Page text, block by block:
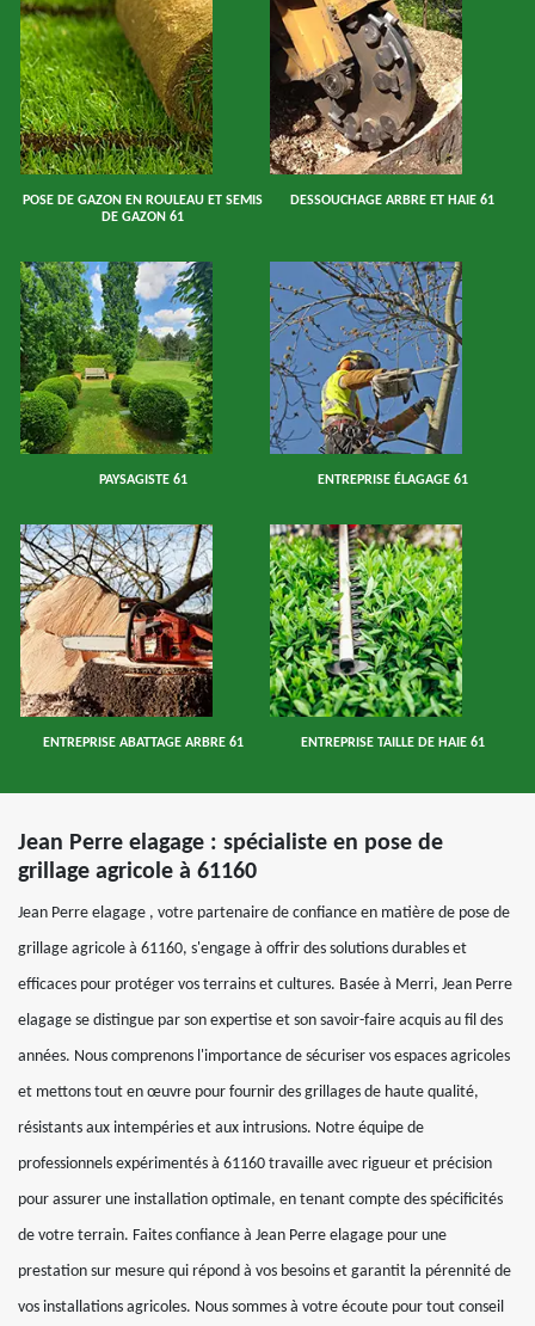
POSE DE GAZON EN ROULEAU ET SEMIS
DE GAZON 61
DESSOUCHAGE ARBRE ET HAIE 61
PAYSAGISTE 61 ENTREPRISE ÉLAGAGE 61
ENTREPRISE ABATTAGE ARBRE 61 ENTREPRISE TAILLE DE HAIE 61
Jean Perre elagage : spécialiste en pose de
grillage agricole à 61160
Jean Perre elagage , votre partenaire de confiance en matière de pose de
grillage agricole à 61160, s'engage à offrir des solutions durables et
efficaces pour protéger vos terrains et cultures. Basée à Merri, Jean Perre
elagage se distingue par son expertise et son savoir-faire acquis au fil des
années. Nous comprenons l'importance de sécuriser vos espaces agricoles
et mettons tout en œuvre pour fournir des grillages de haute qualité,
résistants aux intempéries et aux intrusions. Notre équipe de
professionnels expérimentés à 61160 travaille avec rigueur et précision
pour assurer une installation optimale, en tenant compte des spécificités
de votre terrain. Faites confiance à Jean Perre elagage pour une
prestation sur mesure qui répond à vos besoins et garantit la pérennité de
vos installations agricoles. Nous sommes à votre écoute pour tout conseil